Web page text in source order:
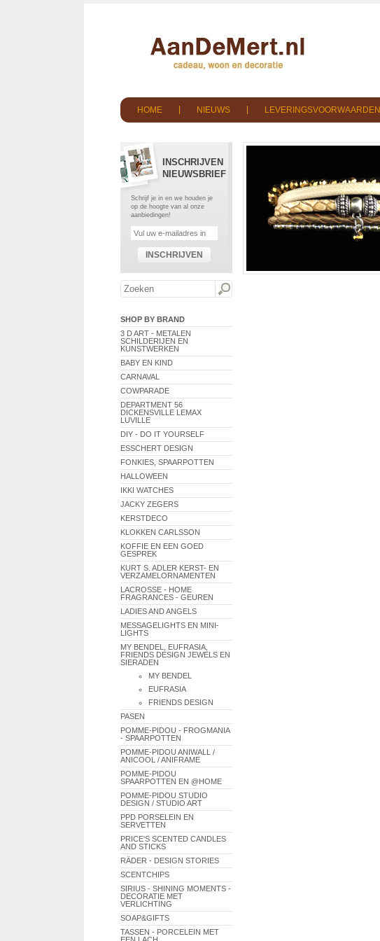
HOME NIEUWS LEVERINGSVOORWAARDEN
INSCHRIJVEN
NIEUWSBRIEF
Schrijf je in en we houden je
op de hoogte van al onze
aanbiedingen!
INSCHRIJVEN
SHOP BY BRAND
3 D ART - METALEN
SCHILDERIJEN EN
KUNSTWERKEN
BABY EN KIND
CARNAVAL
COWPARADE
DEPARTMENT 56
DICKENSVILLE LEMAX
LUVILLE
DIY - DO IT YOURSELF
ESSCHERT DESIGN
FONKIES, SPAARPOTTEN
HALLOWEEN
IKKI WATCHES
JACKY ZEGERS
KERSTDECO
KLOKKEN CARLSSON
KOFFIE EN EEN GOED
GESPREK
KURT S. ADLER KERST- EN
VERZAMELORNAMENTEN
LACROSSE - HOME
FRAGRANCES - GEUREN
LADIES AND ANGELS
MESSAGELIGHTS EN MINI-
LIGHTS
MY BENDEL, EUFRASIA,
FRIENDS DESIGN JEWELS EN
SIERADEN
MY BENDEL
EUFRASIA
FRIENDS DESIGN
PASEN
POMME-PIDOU - FROGMANIA
- SPAARPOTTEN
POMME-PIDOU ANIWALL /
ANICOOL / ANIFRAME
POMME-PIDOU
SPAARPOTTEN EN @HOME
POMME-PIDOU STUDIO
DESIGN / STUDIO ART
PPD PORSELEIN EN
SERVETTEN
PRICE'S SCENTED CANDLES
AND STICKS
RÄDER - DESIGN STORIES
SCENTCHIPS
SIRIUS - SHINING MOMENTS -
DECORATIE MET
VERLICHTING
SOAP&GIFTS
TASSEN - PORCELEIN MET